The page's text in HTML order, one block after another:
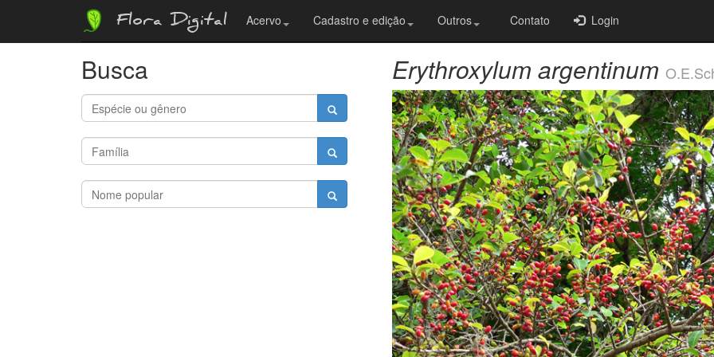
Flora Digital Acervo Cadastro e edição Outros Contato Login
Busca Erythroxylum argentinum